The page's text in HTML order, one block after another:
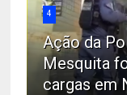
4
Ação da
Mesquita
cargas em